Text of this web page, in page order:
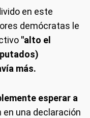
en este
demócratas le
"alto el
más.
esperar a
en una declaración